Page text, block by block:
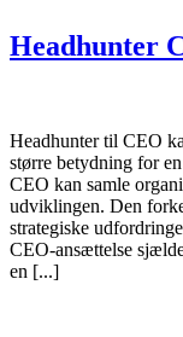
Headhunter
Headhunter til CEO
større betydning for
CEO kan samle
udviklingen. Den
strategiske
CEO-ansættelse
en [...]